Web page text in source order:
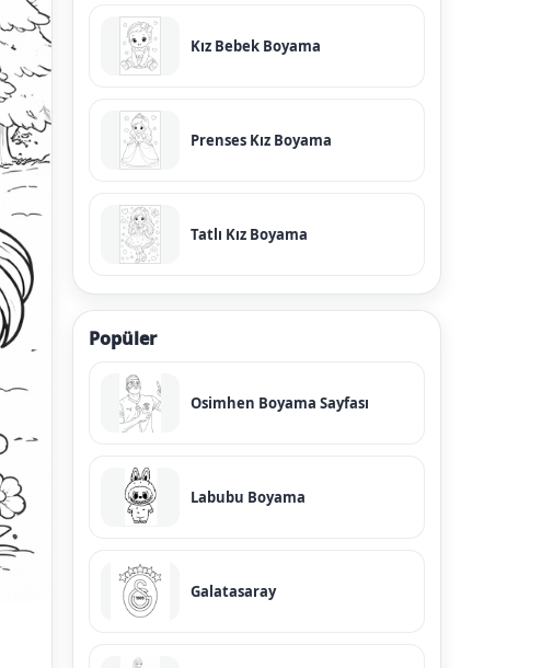
Kız Bebek Boyama
Prenses Kız Boyama
Tatlı Kız Boyama
Popüler
Osimhen Boyama Sayfası
Labubu Boyama
Galatasaray